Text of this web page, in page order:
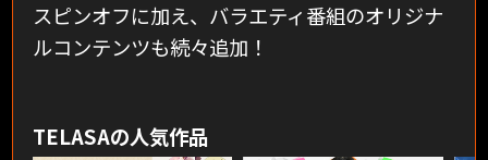
スピンオフに加え、 バラエティ番組のオリジナ
ルコンテンツも続々追加！
TELASAの人気作品